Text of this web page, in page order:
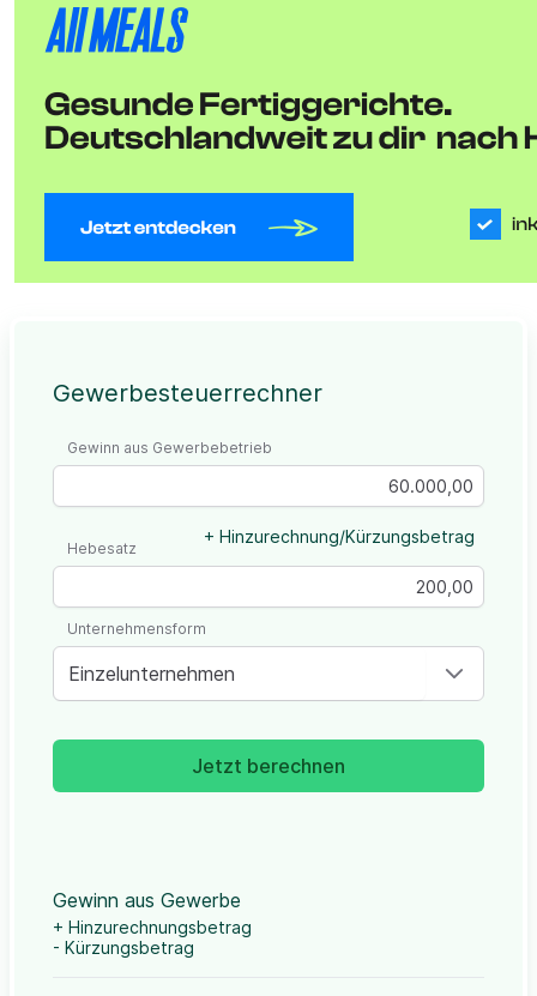
Gewerbesteuerrechner
Gewinn aus Gewerbebetrieb
+ Hinzurechnung/Kürzungsbetrag
Hebesatz
Einzelunternehmen
Unternehmensform
Jetzt berechnen
Gewinn aus Gewerbe
+ Hinzurechnungsbetrag
- Kürzungsbetrag